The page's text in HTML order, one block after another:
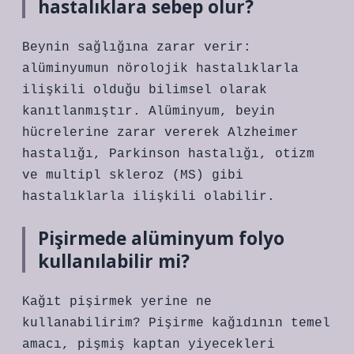
hastalıklara sebep olur?
Beynin sağlığına zarar verir:
alüminyumun nörolojik hastalıklarla
ilişkili olduğu bilimsel olarak
kanıtlanmıştır. Alüminyum, beyin
hücrelerine zarar vererek Alzheimer
hastalığı, Parkinson hastalığı, otizm
ve multipl skleroz (MS) gibi
hastalıklarla ilişkili olabilir.
Pişirmede alüminyum folyo
kullanılabilir mi?
Kağıt pişirmek yerine ne
kullanabilirim? Pişirme kağıdının temel
amacı, pişmiş kaptan yiyecekleri